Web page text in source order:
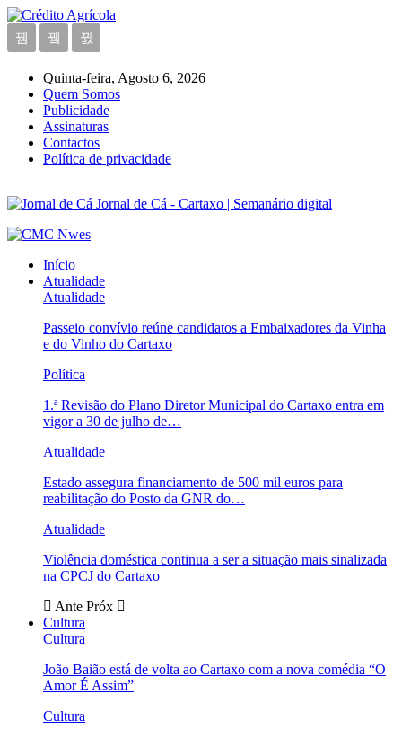
Quinta-feira, Agosto 6, 2026
Quem Somos
Publicidade
Assinaturas
Contactos
Política de privacidade
Jornal de Cá - Cartaxo | Semanário digital
Início
Atualidade
Atualidade
Passeio convívio reúne candidatos a Embaixadores da Vinha
e do Vinho do Cartaxo
Política
1.ª Revisão do Plano Diretor Municipal do Cartaxo entra em
vigor a 30 de julho de…
Atualidade
Estado assegura financiamento de 500 mil euros para
reabilitação do Posto da GNR do…
Atualidade
Violência doméstica continua a ser a situação mais sinalizada
na CPCJ do Cartaxo
Ante Próx
Cultura
Cultura
João Baião está de volta ao Cartaxo com a nova comédia “O
Amor É Assim”
Cultura